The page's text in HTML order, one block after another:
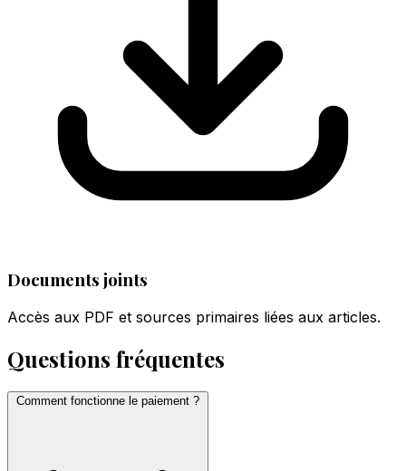
Documents joints
Accès aux PDF et sources primaires liées aux articles.
Questions fréquentes
Comment fonctionne le paiement ?